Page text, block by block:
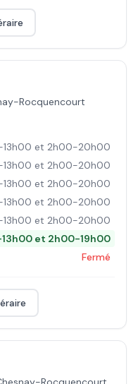
Rocquencourt
et 2h00-20h00
et 2h00-20h00
et 2h00-20h00
et 2h00-20h00
et 2h00-20h00
et 2h00-19h00
Fermé